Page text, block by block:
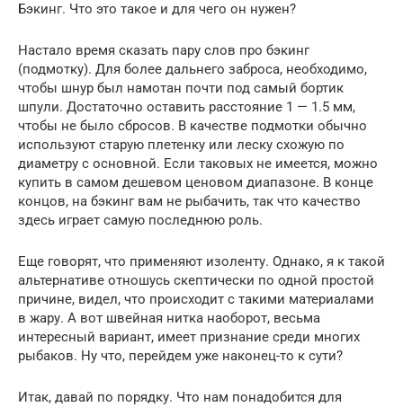
Бэкинг. Что это такое и для чего он нужен?
Настало время сказать пару слов про бэкинг
(подмотку). Для более дальнего заброса, необходимо,
чтобы шнур был намотан почти под самый бортик
шпули. Достаточно оставить расстояние 1 — 1.5 мм,
чтобы не было сбросов. В качестве подмотки обычно
используют старую плетенку или леску схожую по
диаметру с основной. Если таковых не имеется, можно
купить в самом дешевом ценовом диапазоне. В конце
концов, на бэкинг вам не рыбачить, так что качество
здесь играет самую последнюю роль.
Еще говорят, что применяют изоленту. Однако, я к такой
альтернативе отношусь скептически по одной простой
причине, видел, что происходит с такими материалами
в жару. А вот швейная нитка наоборот, весьма
интересный вариант, имеет признание среди многих
рыбаков. Ну что, перейдем уже наконец-то к сути?
Итак, давай по порядку. Что нам понадобится для